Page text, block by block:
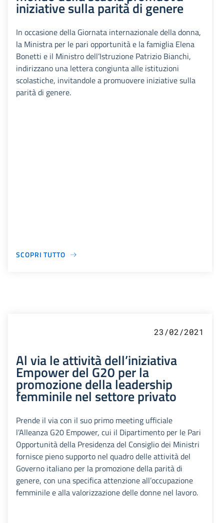
iniziative sulla parità di genere
In occasione della Giornata internazionale della donna,
la Ministra per le pari opportunità e la famiglia Elena
Bonetti e il Ministro dell’Istruzione Patrizio Bianchi,
indirizzano una lettera congiunta alle istituzioni
scolastiche, invitandole a promuovere iniziative sulla
parità di genere.
SCOPRI TUTTO
23/02/2021
Al via le attività dell’iniziativa
Empower del G20 per la
promozione della leadership
femminile nel settore privato
Prende il via con il suo primo meeting ufficiale
l’Alleanza G20 Empower, cui il Dipartimento per le Pari
Opportunità della Presidenza del Consiglio dei Ministri
fornisce pieno supporto nel quadro delle attività del
Governo italiano per la promozione della parità di
genere, con una specifica attenzione all’occupazione
femminile e alla valorizzazione delle donne nel lavoro.